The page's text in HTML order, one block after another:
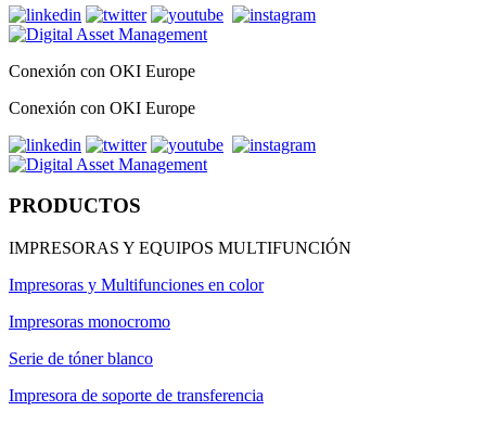
Conexión con OKI Europe
Conexión con OKI Europe
PRODUCTOS
IMPRESORAS Y EQUIPOS MULTIFUNCIÓN
Impresoras y Multifunciones en color
Impresoras monocromo
Serie de tóner blanco
Impresora de soporte de transferencia